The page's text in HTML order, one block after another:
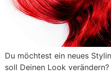
Du möchtest ein neues
soll Deinen Look